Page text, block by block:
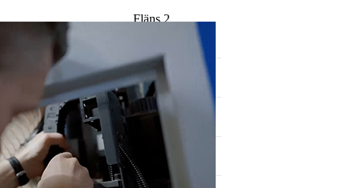
Fläns 2
Längd
Lmax
Gummibälg